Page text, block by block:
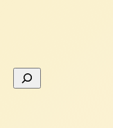
Suchen